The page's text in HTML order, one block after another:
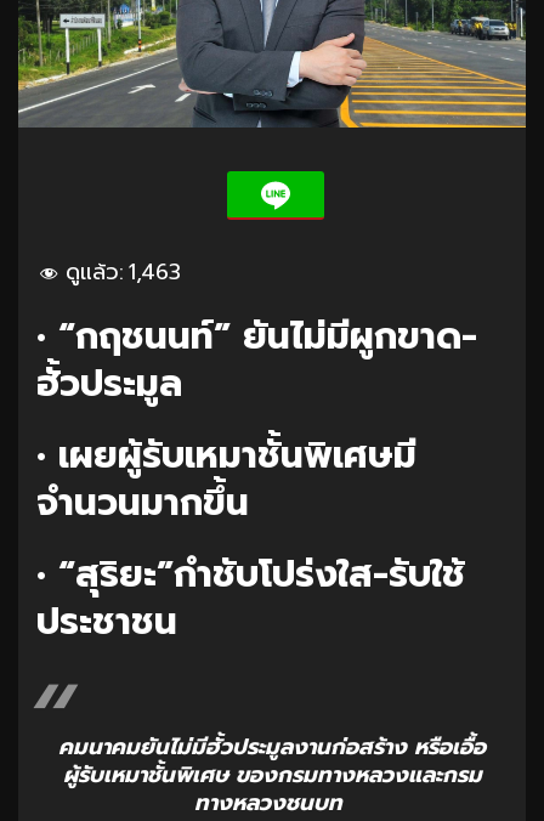
ดูแล้ว:1,463
• “กฤชนนท์” ยันไม่มีผูกขาด-
ฮั้วประมูล
• เผยผู้รับเหมาชั้นพิเศษมี
จำนวนมากขึ้น
• “สุริยะ”กำชับโปร่งใส-รับใช้
ประชาชน
คมนาคมยันไม่มีฮั้วประมูลงานก่อสร้าง หรือเอื้อ
ผู้รับเหมาชั้นพิเศษ ของกรมทางหลวงและกรม
ทางหลวงชนบท